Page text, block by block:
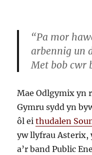
“Pa mor
arbennig un
Met bob cwr
Mae Odlgymix yn
Gymru sydd yn
ôl eithudalen
yw llyfrau Asterix,
a’r band Public